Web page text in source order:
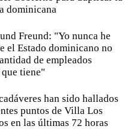
dominicana
Freund: "Yo nunca he
el Estado dominicano no
de empleados
tiene"
han sido hallados
puntos de Villa Los
en las últimas 72 horas